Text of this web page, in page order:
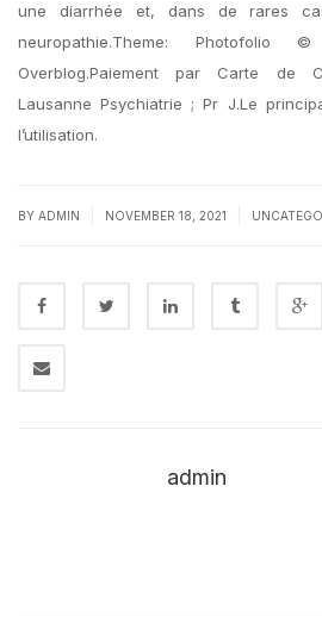
une diarrhée et, dans de rares
neuropathie.Theme:
Overblog.Paiement par Carte de
Lausanne Psychiatrie ; Pr J.Le
l’utilisation.
BY ADMIN NOVEMBER 18, 2021
admin